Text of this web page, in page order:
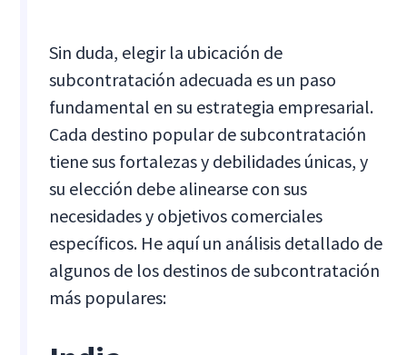
Sin duda, elegir la ubicación de
subcontratación adecuada es un paso
fundamental en su estrategia empresarial.
Cada destino popular de subcontratación
tiene sus fortalezas y debilidades únicas, y
su elección debe alinearse con sus
necesidades y objetivos comerciales
específicos. He aquí un análisis detallado de
algunos de los destinos de subcontratación
más populares: